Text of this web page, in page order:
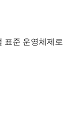
표준 운영체제